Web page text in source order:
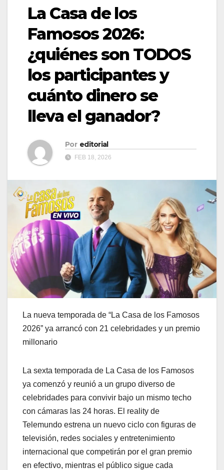
La Casa de los
Famosos 2026:
¿quiénes son TODOS
los participantes y
cuánto dinero se
lleva el ganador?
Por editorial
FEB 18, 2026
La nueva temporada de “La Casa de los Famosos
2026” ya arrancó con 21 celebridades y un premio
millonario
La sexta temporada de La Casa de los Famosos
ya comenzó y reunió a un grupo diverso de
celebridades para convivir bajo un mismo techo
con cámaras las 24 horas. El reality de
Telemundo estrena un nuevo ciclo con figuras de
televisión, redes sociales y entretenimiento
internacional que competirán por el gran premio
en efectivo, mientras el público sigue cada